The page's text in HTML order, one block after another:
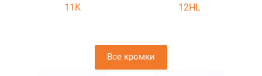
11K 12HL
Все кромки